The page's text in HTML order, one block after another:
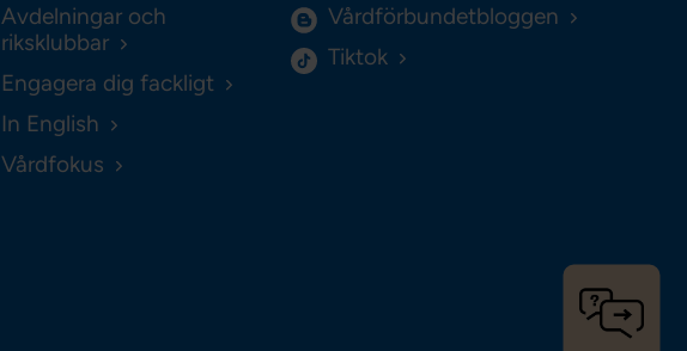
Avdelningar och
riksklubbar
Engagera dig fackligt
In English
Vårdfokus
Vårdförbundetbloggen
Tiktok